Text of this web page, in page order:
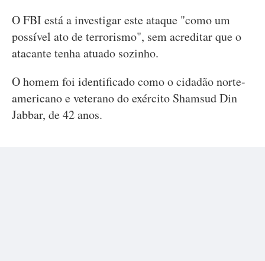
O FBI está a investigar este ataque "como um
possível ato de terrorismo", sem acreditar que o
atacante tenha atuado sozinho.
O homem foi identificado como o cidadão norte-
americano e veterano do exército Shamsud Din
Jabbar, de 42 anos.